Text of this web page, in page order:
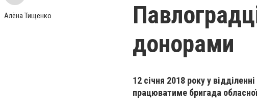
Алёна Тищенко
донорами
12 січня 2018 року у
працюватиме бригада